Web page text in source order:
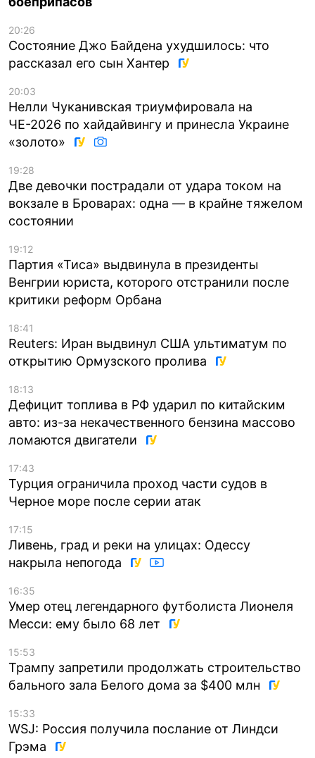
20:26
Состояние Джо Байдена ухудшилось: что
рассказал его сын Хантер
20:03
Нелли Чуканивская триумфировала на
ЧЕ-2026 по хайдайвингу и принесла Украине
«золото»
19:28
Две девочки пострадали от удара током на
вокзале в Броварах: одна — в крайне тяжелом
состоянии
19:12
Партия «Тиса» выдвинула в президенты
Венгрии юриста, которого отстранили после
критики реформ Орбана
18:41
Reuters: Иран выдвинул США ультиматум по
открытию Ормузского пролива
18:13
Дефицит топлива в РФ ударил по китайским
авто: из-за некачественного бензина массово
ломаются двигатели
17:43
Турция ограничила проход части судов в
Черное море после серии атак
17:15
Ливень, град и реки на улицах: Одессу
накрыла непогода
16:35
Умер отец легендарного футболиста Лионеля
Месси: ему было 68 лет
15:53
Трампу запретили продолжать строительство
бального зала Белого дома за $400 млн
15:33
WSJ: Россия получила послание от Линдси
Грэма